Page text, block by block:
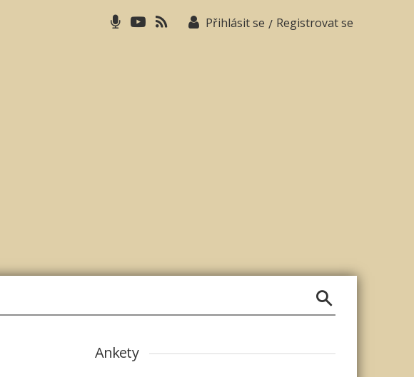
Přihlásit se / Registrovat se
Ankety